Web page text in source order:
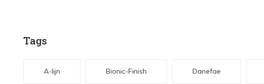
Tags
A-lijn Bionic-Finish Danefae